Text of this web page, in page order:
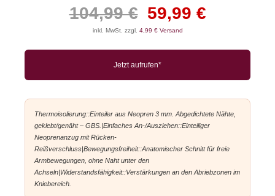
104,99 € 59,99 €
inkl. MwSt. zzgl. 4,99 € Versand
Jetzt aufrufen*
Thermoisolierung::Einteiler aus Neopren 3 mm. Abgedichtete Nähte,
geklebt/genäht – GBS.|Einfaches An-/Ausziehen::Einteiliger
Neoprenanzug mit Rücken-
Reißverschluss|Bewegungsfreiheit::Anatomischer Schnitt für freie
Armbewegungen, ohne Naht unter den
Achseln|Widerstandsfähigkeit::Verstärkungen an den Abriebzonen im
Kniebereich.